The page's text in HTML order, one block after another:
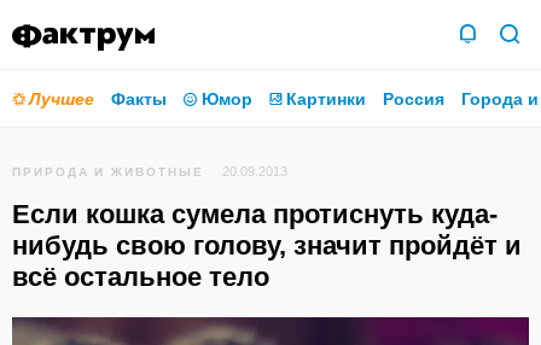
Лучшее Факты Юмор Картинки Россия Города
ПРИРОДА И ЖИВОТНЫЕ 20.09.2013
Если кошка сумела протиснуть куда-
нибудь свою голову, значит пройдёт и
всё остальное тело